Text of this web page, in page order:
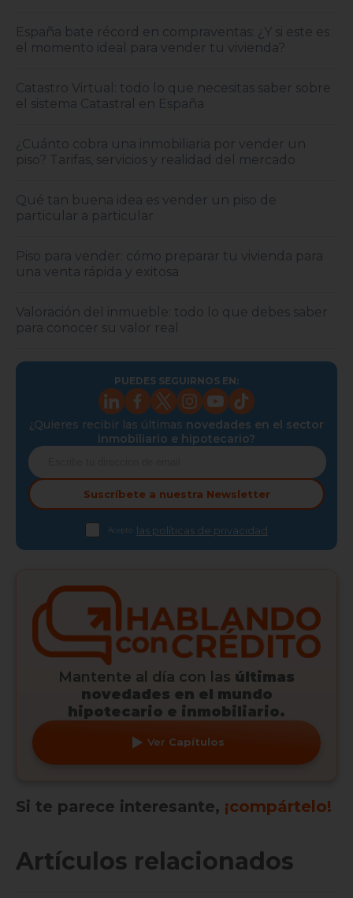
España bate récord en compraventas: ¿Y si este es
el momento ideal para vender tu vivienda?
Catastro Virtual: todo lo que necesitas saber sobre
el sistema Catastral en España
¿Cuánto cobra una inmobiliaria por vender un
piso? Tarifas, servicios y realidad del mercado
Qué tan buena idea es vender un piso de
particular a particular
Piso para vender: cómo preparar tu vivienda para
una venta rápida y exitosa
Valoración del inmueble: todo lo que debes saber
para conocer su valor real
PUEDES SEGUIRNOS EN:
¿Quieres recibir las últimas novedades en el sector
inmobiliario e hipotecario?
Suscríbete a nuestra Newsletter
Acepto las políticas de privacidad
Mantente al día con las últimas
novedades en el mundo
hipotecario e inmobiliario.
Ver Capítulos
Si te parece interesante, ¡compártelo!
Artículos relacionados